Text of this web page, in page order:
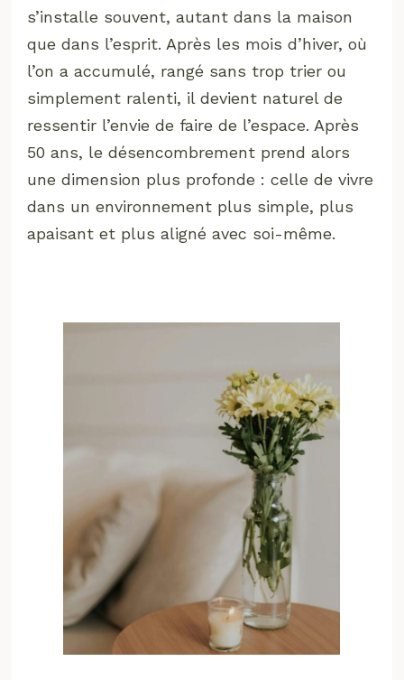
s’installe souvent, autant dans la maison
que dans l’esprit. Après les mois d’hiver, où
l’on a accumulé, rangé sans trop trier ou
simplement ralenti, il devient naturel de
ressentir l’envie de faire de l’espace. Après
50 ans, le désencombrement prend alors
une dimension plus profonde : celle de vivre
dans un environnement plus simple, plus
apaisant et plus aligné avec soi-même.